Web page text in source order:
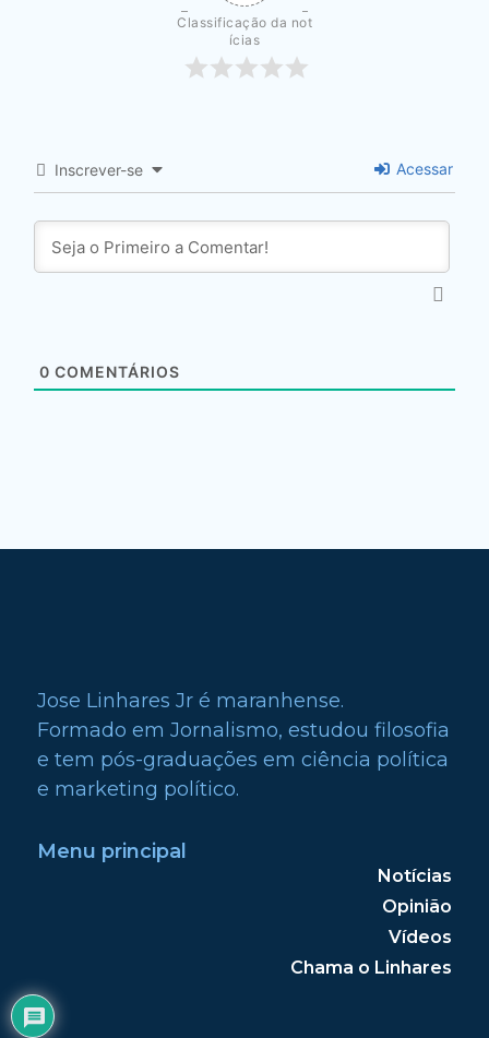
Classificação da not
ícias
Inscrever-se Acessar
0 COMENTÁRIOS
Jose Linhares Jr é maranhense.
Formado em Jornalismo, estudou filosofia
e tem pós-graduações em ciência política
e marketing político.
Menu principal
Notícias
Opinião
Vídeos
Chama o Linhares